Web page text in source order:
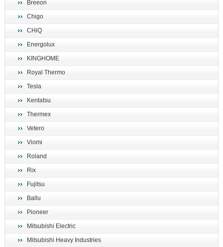
Breeon
Chigo
CHiQ
Energolux
KINGHOME
Royal Thermo
Tesla
Kentatsu
Thermex
Vetero
Viomi
Roland
Rix
Fujitsu
Ballu
Pioneer
Mitsubishi Electric
Mitsubishi Heavy Industries